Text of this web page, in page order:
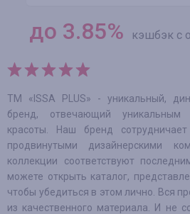
до 3.85% кэшбэк с
TM «ISSA PLUS» - уникальный,
бренд, отвечающий уникальным
красоты. Наш бренд
продвинутыми дизайнерскими
коллекции соответствуют
можете открыть каталог,
чтобы убедиться в этом лично. Вся
из качественного материала. И не